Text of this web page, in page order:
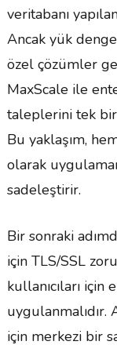
veritabanı
Ancak yük
özel çözümler
MaxScale ile
taleplerini tek
Bu yaklaşım,
olarak
sadeleştirir.
Bir sonraki
için TLS/SSL
kullanıcıları için
uygulanmalıdır.
için merkezi bir